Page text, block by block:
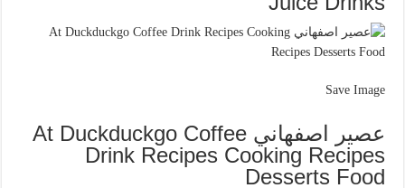
Save Image
عصير اصفهاني At Duckduckgo Coffee
Drink Recipes Cooking Recipes
Desserts Food